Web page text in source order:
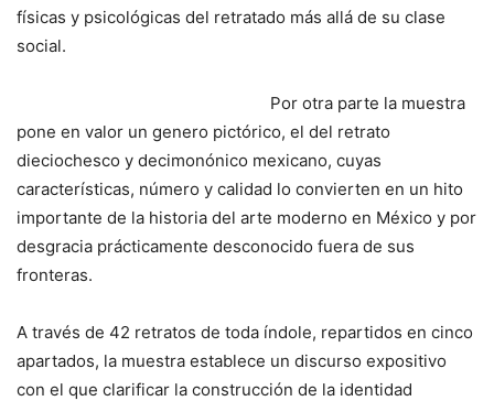
físicas y psicológicas del retratado más allá de su clase
social.
Por otra parte la muestra
pone en valor un genero pictórico, el del retrato
dieciochesco y decimonónico mexicano, cuyas
características, número y calidad lo convierten en un hito
importante de la historia del arte moderno en México y por
desgracia prácticamente desconocido fuera de sus
fronteras.
A través de 42 retratos de toda índole, repartidos en cinco
apartados, la muestra establece un discurso expositivo
con el que clarificar la construcción de la identidad